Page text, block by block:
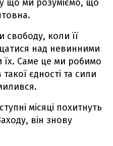
що ми розуміємо, що
свободу, коли її
над невинними
їх. Саме це ми робимо
єдності та сили
місяці похитнуть
він знову